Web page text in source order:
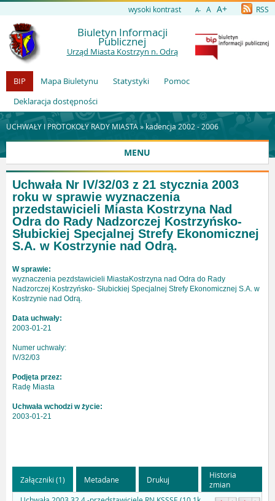
wysoki kontrast A- A A+ RSS
Biuletyn Informacji
Publicznej
Urząd Miasta Kostrzyn n. Odrą
BIP Mapa Biuletynu Statystyki
Pomoc
Deklaracja dostępności
UCHWAŁY I PROTOKOŁY RADY MIASTA »kadencja 2002 - 2006
MENU
Uchwała Nr IV/32/03 z 21 stycznia 2003
roku w sprawie wyznaczenia
przedstawicieli Miasta Kostrzyna Nad
Odra do Rady Nadzorczej Kostrzyńsko-
Słubickiej Specjalnej Strefy Ekonomicznej
S.A. w Kostrzynie nad Odrą.
W sprawie:
wyznaczenia pezdstawicieli MiastaKostrzyna nad Odra do Rady
Nadzorczej Kostrzyńsko- Słubickiej Specjalnej Strefy Ekonomicznej S.A. w
Kostrzynie nad Odrą.
Data uchwały:
2003-01-21
Numer uchwały:
IV/32/03
Podjęta przez:
Radę Miasta
Uchwała wchodzi w życie:
2003-01-21
Załączniki (1) Metadane Drukuj
Historia
zmian